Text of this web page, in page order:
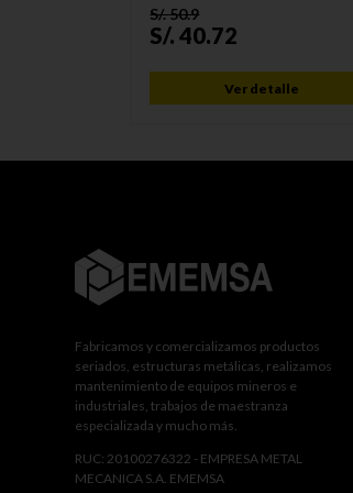
S/.50.9
S/.40.72
Ver detalle
Fabricamos y comercializamos productos
seriados, estructuras metálicas, realizamos
mantenimiento de equipos mineros e
industriales, trabajos de maestranza
especializada y mucho más.
RUC: 20100276322 - EMPRESA METAL
MECANICA S.A. EMEMSA